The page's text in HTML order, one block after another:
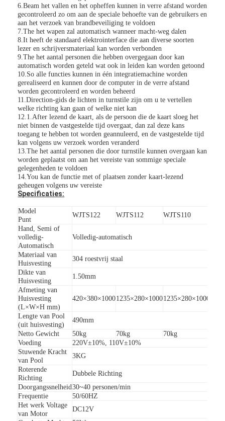
Thuis
Producten
Video's
Fabriekstocht
Kwaliteitscontrole
Nieuws
Gevallen
Ga Nu Praten.
tourniquet barrière poort
Parkeren Barrier Gate
Automatische slagboom
6.Beam het vallen en het opheffen kunnen in verre afstand worden
gecontroleerd zo om aan de speciale behoefte van de gebruikers en
aan het verzoek van brandbeveiliging te voldoen
7.The het wapen zal automatisch wanneer macht-weg dalen
8.It heeft de standaard elektrointerface die aan diverse soorten
lezer en schrijversmateriaal kan worden verbonden
9.The het aantal personen die hebben overgegaan door kan
automatisch worden geteld wat ook in leiden kan worden getoond
10.So alle functies kunnen in één integratiemachine worden
gerealiseerd en kunnen door de computer in de verre afstand
worden gecontroleerd en worden beheerd
11.Direction-gids de lichten in turnstile zijn om u te vertellen
welke richting kan gaan of welke niet kan
12.1.After lezend de kaart, als de persoon die de kaart sloeg het
niet binnen de vastgestelde tijd overgaat, dan zal deze kans
toegang te hebben tot worden geannuleerd, en de vastgestelde tijd
kan volgens uw verzoek worden veranderd
13.The het aantal personen die door turnstile kunnen overgaan kan
worden geplaatst om aan het vereiste van sommige speciale
gelegenheden te voldoen
14.You kan de functie met of plaatsen zonder kaart-lezend
geheugen volgens uw vereiste
Specificaties:
Model
Punt
WJTS122 WJTS112 WJTS110
Hand, Semi of
volledig-
Automatisch
Volledig-automatisch
Materiaal van
Huisvesting
304 roestvrij staal
Dikte van
Huisvesting
1.50mm
Afmeting van
Huisvesting
(L×W×H mm)
420×380×10001235×280×10001235×280×1000
Lengte van Pool
(uit huisvesting)
490mm
Netto Gewicht
50kg 70kg 70kg
Voeding
220V±10%, 110V±10%
Stuwende Kracht
van Pool
3KG
Roterende
Richting
Dubbele Richting
Doorgangssnelheid30~40 personen/min
Frequentie
50/60HZ
Het werk Voltage
van Motor
DC12V